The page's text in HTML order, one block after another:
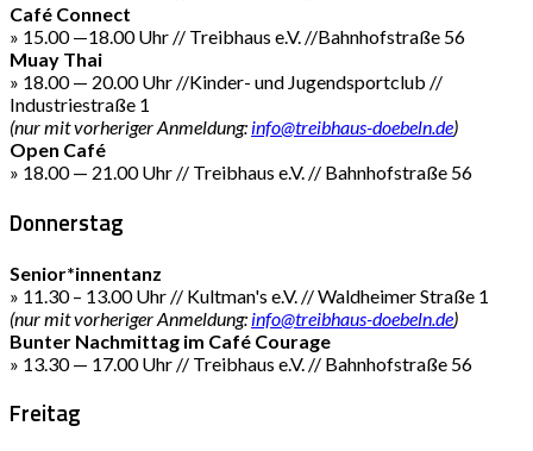
Café Connect
» 15.00 —18.00 Uhr // Treibhaus e.V. //Bahnhofstraße 56
Muay Thai
» 18.00 — 20.00 Uhr //Kinder- und Jugendsportclub //
Industriestraße 1
(nur mit vorheriger Anmeldung: info@treibhaus-doebeln.de)
Open Café
» 18.00 — 21.00 Uhr // Treibhaus e.V. // Bahnhofstraße 56
Donnerstag
Senior*innentanz
» 11.30 – 13.00 Uhr // Kultman's e.V. // Waldheimer Straße 1
(nur mit vorheriger Anmeldung: info@treibhaus-doebeln.de)
Bunter Nachmittag im Café Courage
» 13.30 — 17.00 Uhr // Treibhaus e.V. // Bahnhofstraße 56
Freitag